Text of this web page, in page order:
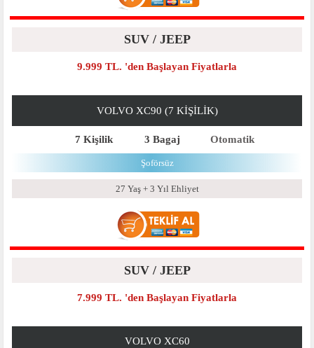
SUV / JEEP
9.999 TL. 'den Başlayan Fiyatlarla
VOLVO XC90 (7 KIŞILIK)
7 Kişilik 3 Bagaj Otomatik
Şoförsüz
27 Yaş + 3 Yıl Ehliyet
SUV / JEEP
7.999 TL. 'den Başlayan Fiyatlarla
VOLVO XC60